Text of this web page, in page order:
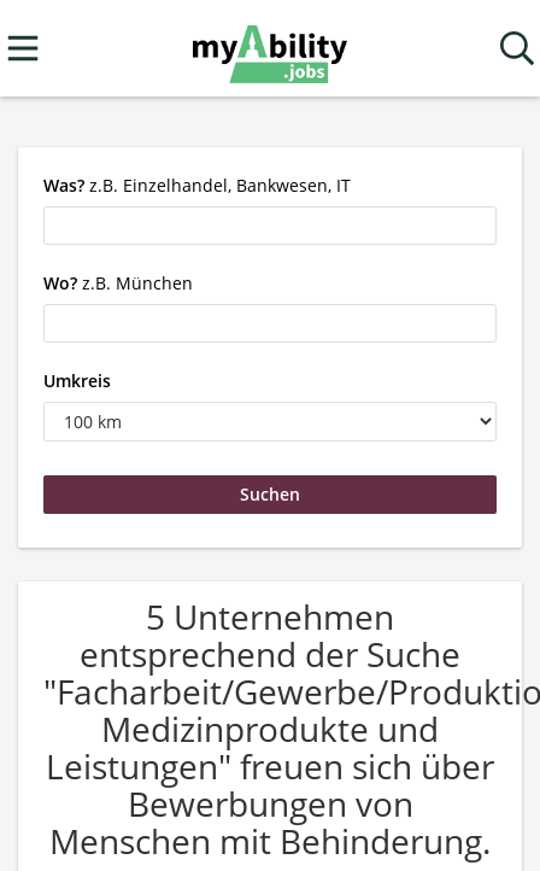
Was? z.B. Einzelhandel, Bankwesen, IT
Wo? z.B. München
Umkreis
5 Unternehmen
entsprechend der Suche
"Facharbeit/Gewerbe/
Medizinprodukte und
Leistungen" freuen sich über
Bewerbungen von
Menschen mit Behinderung.